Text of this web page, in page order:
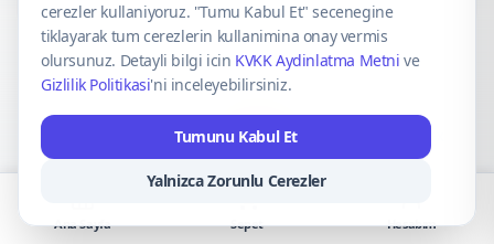
VISA Mastercard
cerezler kullaniyoruz. "Tumu Kabul Et" secenegine
tiklayarak tum cerezlerin kullanimina onay vermis
olursunuz. Detayli bilgi icin KVKK Aydinlatma Metni ve
Gizlilik Politikasi'ni inceleyebilirsiniz.
Tumunu Kabul Et
Yalnizca Zorunlu Cerezler
Ana Sayfa Sepet Hesabım